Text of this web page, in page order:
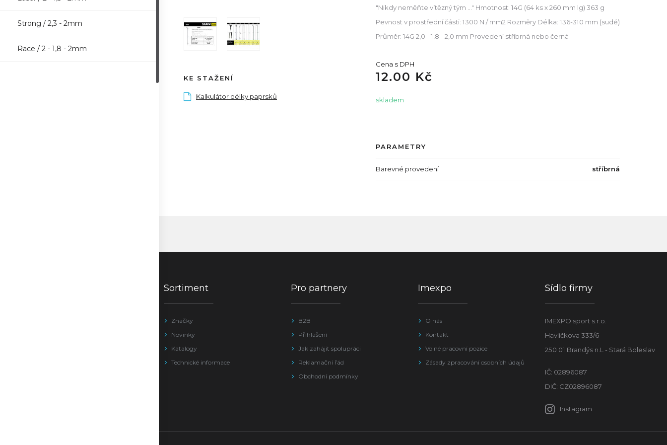
Strong / 2,3 - 2mm
Race / 2 - 1,8 - 2mm
"Nikdy neměňte vítězný tým ..." Hmotnost: 14G (64 ks x 260 mm lg) 363 g
Pevnost v prostřední části: 1300 N / mm2 Rozměry Délka: 136-310 mm (sudé)
Průměr: 14G 2,0 - 1,8 - 2,0 mm Provedení stříbrná nebo černá
Cena s DPH
12.00 Kč
skladem
PARAMETRY
Barevné provedení stříbrná
KE STAŽENÍ
Kalkulátor délky paprsků
Sortiment
Značky
Novinky
Katalogy
Technické informace
Pro partnery
B2B
Přihlášení
Jak zahájit spolupráci
Reklamační řád
Obchodní podmínky
Imexpo
O nás
Kontakt
Volné pracovní pozice
Zásady zpracování osobních údajů
Sídlo firmy
IMEXPO sport s.r.o.
Havlíčkova 333/6
250 01 Brandýs n.L - Stará Boleslav
IČ: 02896087
DIČ: CZ02896087
Instagram